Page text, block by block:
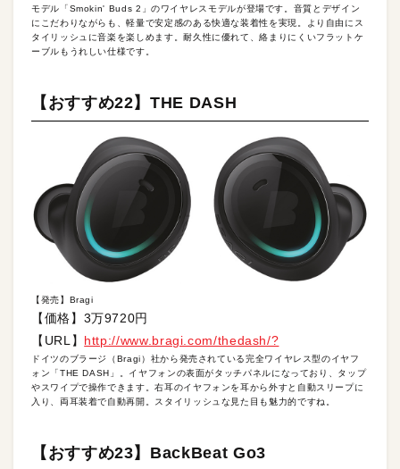
モデル「Smokin' Buds 2」のワイヤレスモデルが登場です。音質とデザイン
にこだわりながらも、軽量で安定感のある快適な装着性を実現。より自由にス
タイリッシュに音楽を楽しめます。耐久性に優れて、絡まりにくいフラットケ
ーブルもうれしい仕様です。
【おすすめ22】THE DASH
【発売】Bragi
【価格】3万9720円
【URL】 http://www.bragi.com/thedash/?
ドイツのブラージ（Bragi）社から発売されている完全ワイヤレス型のイヤフ
ォン「THE DASH」。イヤフォンの表面がタッチパネルになっており、タップ
やスワイプで操作できます。右耳のイヤフォンを耳から外すと自動スリープに
入り、両耳装着で自動再開。スタイリッシュな見た目も魅力的ですね。
【おすすめ23】BackBeat Go3